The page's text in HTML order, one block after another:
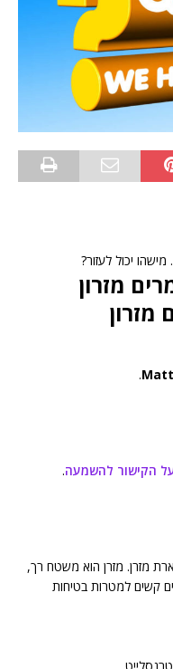
יכול לעזור?
מזרון
מזרון
.
הקישור להשמעה.
מזרן. מזרן הוא משטח רך,
קשים למטרות בטיחות